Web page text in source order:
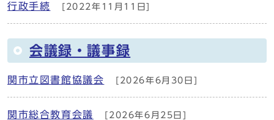
行政手続 [2022年11月11日]
会議録・議事録
関市立図書館協議会 [2026年6月30日]
関市総合教育会議 [2026年6月25日]